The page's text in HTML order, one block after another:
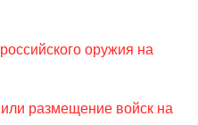
оружия на
размещение войск на